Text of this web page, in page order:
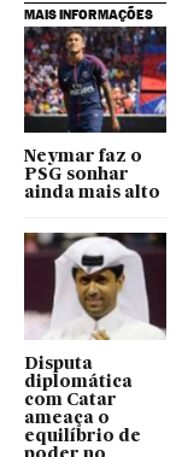
MAIS INFORMAÇÕES
Neymar faz o
PSG sonhar
ainda mais alto
Disputa
diplomática
com Catar
ameaça o
equilíbrio de